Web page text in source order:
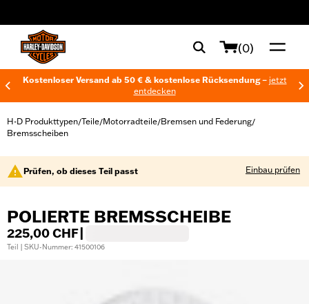
(0)
Kostenloser Versand ab 50 € & kostenlose Rücksendung – jetzt
entdecken
H-D Produkttypen/Teile/Motorradteile/Bremsen und Federung/
Bremsscheiben
Prüfen, ob dieses Teil passt Einbau prüfen
POLIERTE BREMSSCHEIBE
225,00 CHF
Teil | SKU-Nummer: 41500106